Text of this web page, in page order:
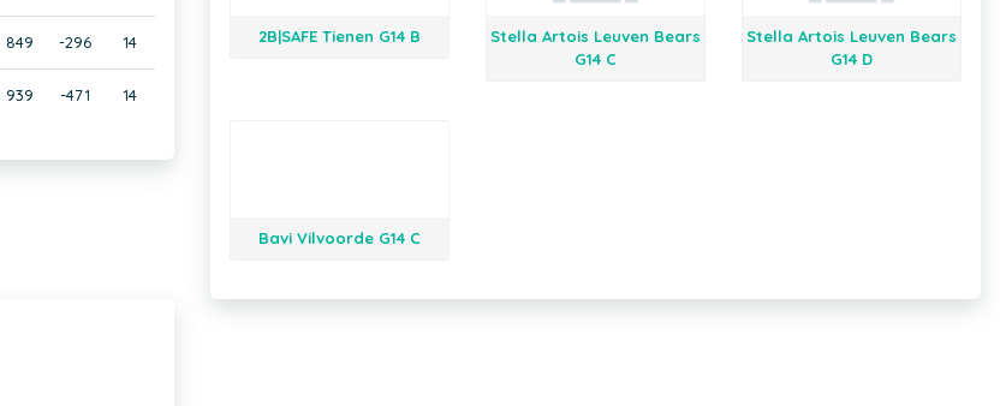
849 -296 14
939 -471 14
2B|SAFE Tienen G14 B
Stella Artois Leuven Bears
G14 C
Stella Artois Leuven Bears
G14 D
Bavi Vilvoorde G14 C